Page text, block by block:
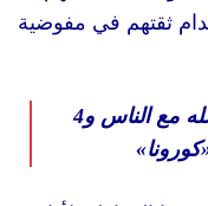
في مفوضية
و 4